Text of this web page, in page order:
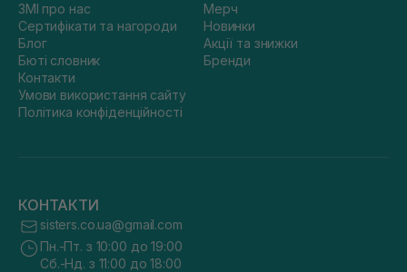
ЗМІ про нас
Сертифікати та нагороди
Блог
Бюті словник
Контакти
Умови використання сайту
Політика конфіденційності
Мерч
Новинки
Акції та знижки
Бренди
КОНТАКТИ
sisters.co.ua@gmail.com
Пн.-Пт. з 10:00 до 19:00
Сб.-Нд. з 11:00 до 18:00